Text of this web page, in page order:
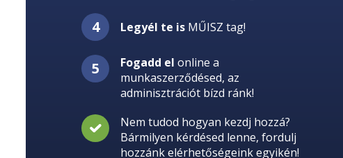
Legyél te is MŰISZ tag!
Fogadd el online a
munkaszerződésed, az
adminisztrációt bízd ránk!
Nem tudod hogyan kezdj hozzá?
Bármilyen kérdésed lenne, fordulj
hozzánk elérhetőségeink egyikén!